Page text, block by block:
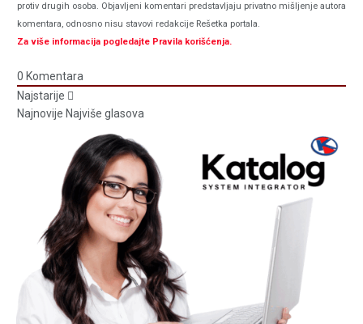
protiv drugih osoba. Objavljeni komentari predstavljaju privatno mišljenje autora
komentara, odnosno nisu stavovi redakcije Rešetka portala.
Za više informacija pogledajte Pravila korišćenja.
0 Komentara
Najstarije
Najnovije Najviše glasova